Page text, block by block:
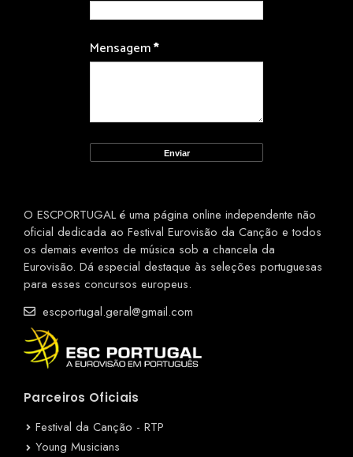
Mensagem*
O ESCPORTUGAL é uma página online independente não
oficial dedicada ao Festival Eurovisão da Canção e todos
os demais eventos de música sob a chancela da
Eurovisão. Dá especial destaque às seleções portuguesas
para esses concursos europeus.
escportugal.geral@gmail.com
Parceiros Oficiais
Festival da Canção - RTP
Young Musicians